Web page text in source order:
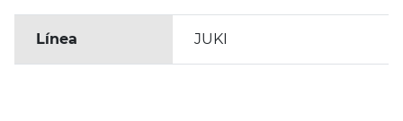
Línea JUKI